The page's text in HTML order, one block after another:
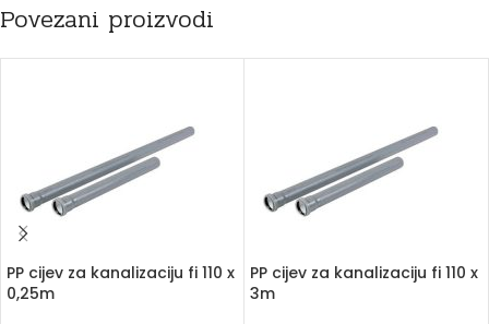
Povezani proizvodi
PP cijev za kanalizaciju fi 110 x
0,25m
PP cijev za kanalizaciju fi 110 x
3m